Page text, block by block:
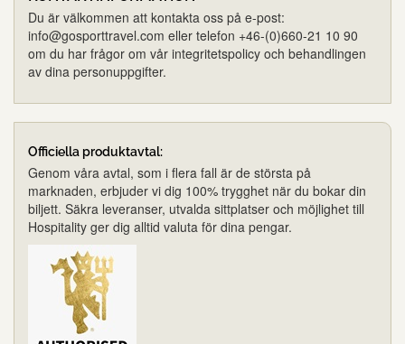
Du är välkommen att kontakta oss på e-post:
info@gosporttravel.com eller telefon +46-(0)660-21 10 90
om du har frågor om vår integritetspolicy och behandlingen
av dina personuppgifter.
Officiella produktavtal:
Genom våra avtal, som i flera fall är de största på
marknaden, erbjuder vi dig 100% trygghet när du bokar din
biljett. Säkra leveranser, utvalda sittplatser och möjlighet till
Hospitality ger dig alltid valuta för dina pengar.